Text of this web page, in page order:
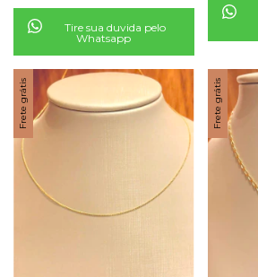
Tire sua duvida pelo
Whatsapp
Frete grátis Frete grátis